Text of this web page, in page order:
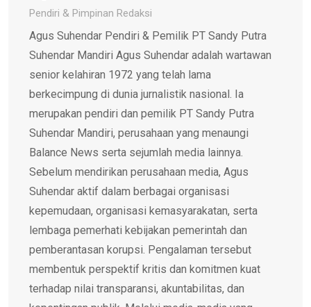
Pendiri & Pimpinan Redaksi
Agus Suhendar Pendiri & Pemilik PT Sandy Putra
Suhendar Mandiri Agus Suhendar adalah wartawan
senior kelahiran 1972 yang telah lama
berkecimpung di dunia jurnalistik nasional. Ia
merupakan pendiri dan pemilik PT Sandy Putra
Suhendar Mandiri, perusahaan yang menaungi
Balance News serta sejumlah media lainnya.
Sebelum mendirikan perusahaan media, Agus
Suhendar aktif dalam berbagai organisasi
kepemudaan, organisasi kemasyarakatan, serta
lembaga pemerhati kebijakan pemerintah dan
pemberantasan korupsi. Pengalaman tersebut
membentuk perspektif kritis dan komitmen kuat
terhadap nilai transparansi, akuntabilitas, dan